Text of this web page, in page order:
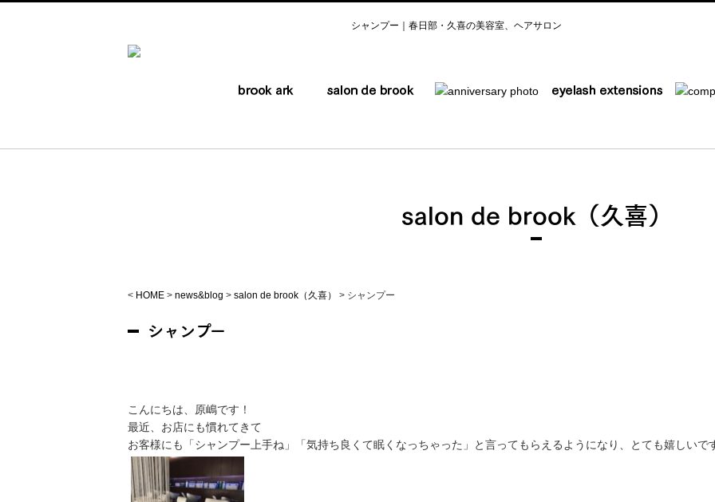
シャンプー｜春日部・久喜の美容室、ヘアサロン
salon de brook（久喜）
< HOME > news&blog > salon de brook（久喜） > シャンプー
シャンプー
こんにちは、原嶋です！
最近、お店にも慣れてきて
お客様にも「シャンプー上手ね」「気持ち良くて眠くなっちゃった」と言ってもらえるようになり、とても嬉しいで